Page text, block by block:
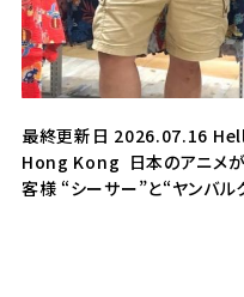
最終更新日 2026.07.16
Hong Kong 日本のアニメが
客様 “シーサー”と“ヤンバル